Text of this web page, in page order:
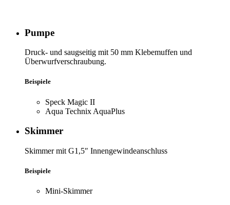
Pumpe
Druck- und saugseitig mit 50 mm Klebemuffen und
Überwurfverschraubung.
Beispiele
Speck Magic II
Aqua Technix AquaPlus
Skimmer
Skimmer mit G1,5″ Innengewindeanschluss
Beispiele
Mini-Skimmer